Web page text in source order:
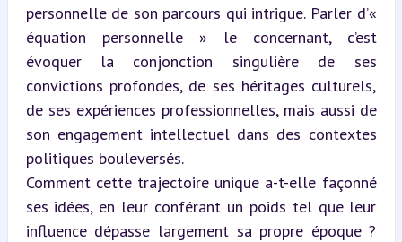
personnelle de son parcours qui intrigue. Parler d’«
équation personnelle » le concernant, c’est
évoquer la conjonction singulière de ses
convictions profondes, de ses héritages culturels,
de ses expériences professionnelles, mais aussi de
son engagement intellectuel dans des contextes
politiques bouleversés.
Comment cette trajectoire unique a-t-elle façonné
ses idées, en leur conférant un poids tel que leur
influence dépasse largement sa propre époque ?